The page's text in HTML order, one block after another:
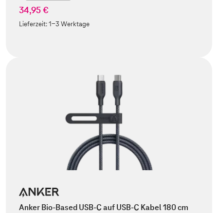
34,95 €
Lieferzeit:1-3 Werktage
Anker Bio-Based USB-C auf USB-C Kabel 180 cm